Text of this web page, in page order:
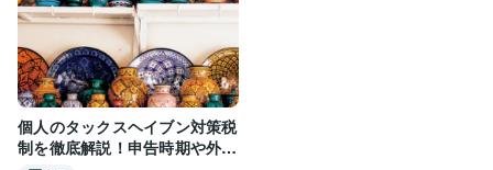
個人のタックスヘイブン対策税
制を徹底解説！申告時期や外税